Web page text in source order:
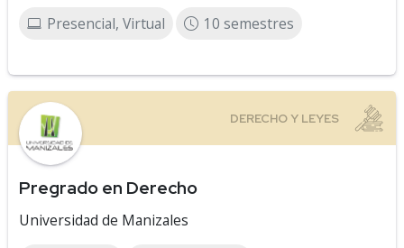
Presencial, Virtual 10 semestres
Pregrado en Derecho
Universidad de Manizales